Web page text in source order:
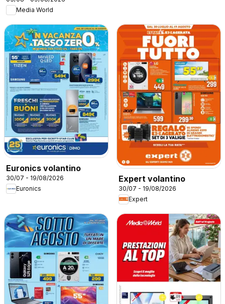
Media World
Euronics volantino
30/07 - 19/08/2026
Euronics
Expert volantino
30/07 - 19/08/2026
Expert